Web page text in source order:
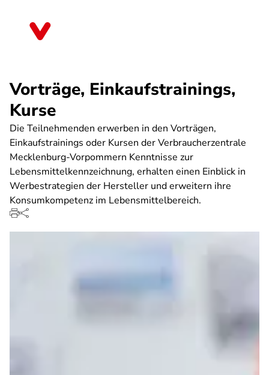
Vorträge, Einkaufstrainings,
Kurse
Die Teilnehmenden erwerben in den Vorträgen,
Einkaufstrainings oder Kursen der Verbraucherzentrale
Mecklenburg-Vorpommern Kenntnisse zur
Lebensmittelkennzeichnung, erhalten einen Einblick in
Werbestrategien der Hersteller und erweitern ihre
Konsumkompetenz im Lebensmittelbereich.